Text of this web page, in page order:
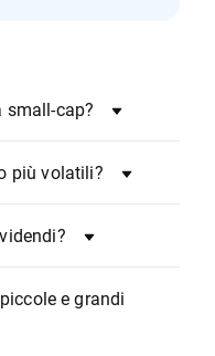
small-cap?
più volatili?
e grandi